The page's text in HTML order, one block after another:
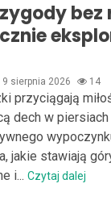
bez
9 sierpnia 2026 14
przyciągają
dech w
jakie stawiają
i... Czytaj dalej